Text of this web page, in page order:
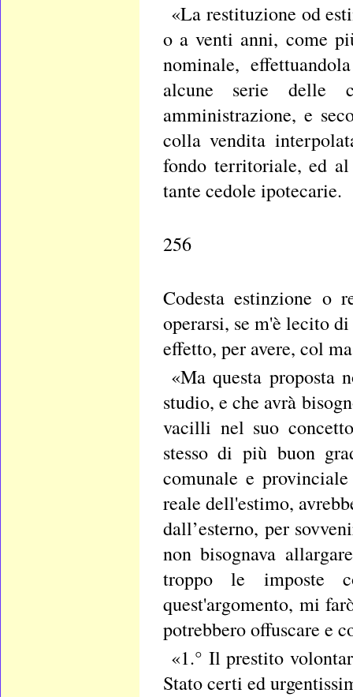
«La restituzione od
o a venti anni, come
nominale,
alcune serie delle
amministrazione, e
colla vendita
fondo territoriale, ed
tante cedole ipotecarie.
256
Codesta estinzione o
operarsi, se m'è lecito
effetto, per avere, col
«Ma questa proposta
studio, e che avrà
vacilli nel suo
stesso di più buon
comunale e
reale dell'estimo,
dall’esterno, per
non bisognava
troppo le imposte
quest'argomento, mi
potrebbero offuscare e
«1.° Il prestito
Stato certi ed